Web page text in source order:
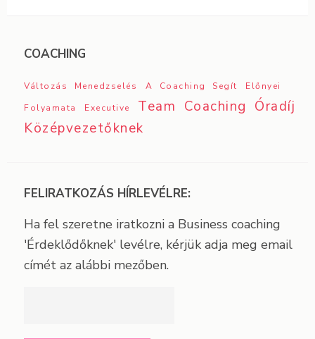
COACHING
Változás Menedzselés A Coaching Segít
Előnyei
Folyamata
Executive Team Coaching Óradíj
Középvezetőknek
FELIRATKOZÁS HÍRLEVÉLRE:
Ha fel szeretne iratkozni a Business coaching
'Érdeklődőknek' levélre, kérjük adja meg email
címét az alábbi mezőben.